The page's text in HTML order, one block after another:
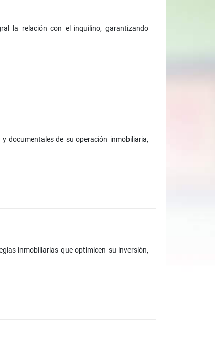
la relación con el inquilino, garantizando
documentales de su operación inmobiliaria,
inmobiliarias que optimicen su inversión,